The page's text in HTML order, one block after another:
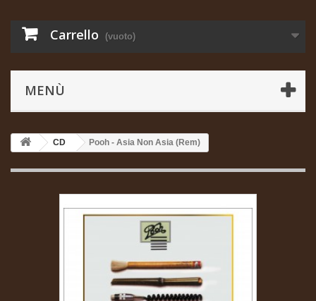
Carrello (vuoto)
MENÙ
CD Pooh - Asia Non Asia (Rem)